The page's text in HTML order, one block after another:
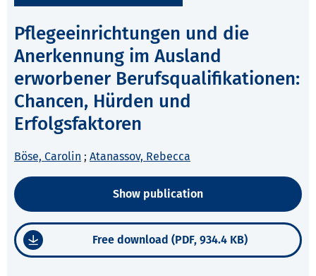
Pflegeeinrichtungen und die
Anerkennung im Ausland
erworbener Berufsqualifikationen:
Chancen, Hürden und
Erfolgsfaktoren
Böse, Carolin ; Atanassov, Rebecca
Show publication
Free download (PDF, 934.4 KB)